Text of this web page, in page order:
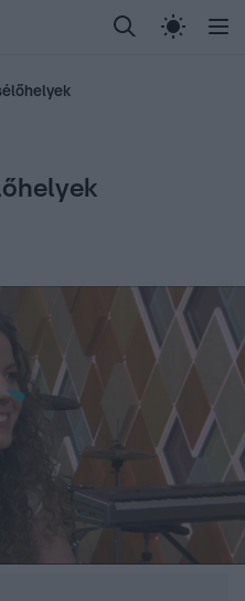
Randi Celeb vagyok,
Most Wanted Gallusz